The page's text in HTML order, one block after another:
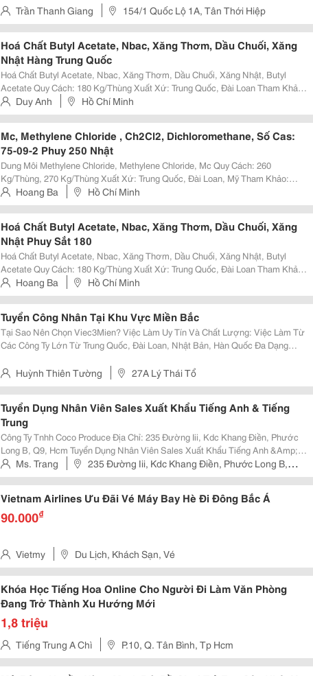
Nhật Bản, Trung Quốc, Đài Loan Như...
Trần Thanh Giang 154/1 Quốc Lộ 1A, Tân Thới Hiệp
Hoá Chất Butyl Acetate, Nbac, Xăng Thơm, Dầu Chuối, Xăng
Nhật Hàng Trung Quốc
Hoá Chất Butyl Acetate, Nbac, Xăng Thơm, Dầu Chuối, Xăng Nhật, Butyl
Acetate Quy Cách: 180 Kg/Thùng Xuất Xứ: Trung Quốc, Đài Loan Tham Khảo:
Https://Binhtri.net/San-Pham-Hoa-Chat/Butyl-Acetate/ Dung Môi Butyl Acetate
Butyl Acetate...
Duy Anh Hồ Chí Minh
Mc, Methylene Chloride , Ch2Cl2, Dichloromethane, Số Cas:
75-09-2 Phuy 250 Nhật
Dung Môi Methylene Chloride, Methylene Chloride, Mc Quy Cách: 260
Kg/Thùng, 270 Kg/Thùng Xuất Xứ: Trung Quốc, Đài Loan, Mỹ Tham Khảo:
Https://Binhtri.net/San-Pham-Hoa-Chat/Methylene-Chloride-Mc/ Dung Môi
Methylene Chloride (Mc) ...
Hoang Ba Hồ Chí Minh
Hoá Chất Butyl Acetate, Nbac, Xăng Thơm, Dầu Chuối, Xăng
Nhật Phuy Sắt 180
Hoá Chất Butyl Acetate, Nbac, Xăng Thơm, Dầu Chuối, Xăng Nhật, Butyl
Acetate Quy Cách: 180 Kg/Thùng Xuất Xứ: Trung Quốc, Đài Loan Tham Khảo:
Https://Binhtri.net/San-Pham-Hoa-Chat/Butyl-Acetate/ Dung Môi Butyl Acetate
Butyl Acetate...
Hoang Ba Hồ Chí Minh
Tuyển Công Nhân Tại Khu Vực Miền Bắc
Tại Sao Nên Chọn Viec3Mien? Việc Làm Uy Tín Và Chất Lượng: Việc Làm Từ
Các Công Ty Lớn Từ Trung Quốc, Đài Loan, Nhật Bản, Hàn Quốc Đa Dạng
Lắp Ráp Linh Kiện Điện Tử, ... Miễn...
Huỳnh Thiên Tường 27A Lý Thái Tổ
Tuyển Dụng Nhân Viên Sales Xuất Khẩu Tiếng Anh & Tiếng
Trung
Công Ty Tnhh Coco Produce Địa Chỉ: 235 Đường Iii, Kdc Khang Điền, Phước
Long B, Q9, Hcm Tuyển Dụng Nhân Viên Sales Xuất Khẩu Tiếng Anh &Amp;
Tiếng Trung Mô Tả Công Việc: - Tìm Kiếm Khách Hàng Và Đàm Phán Trực Tiếp
Với Kh Trung Quốc , Đài Loan, Hồng...
Ms. Trang
235 Đường Iii, Kdc Khang Điền, Phước Long B,
Q9, Hcm
Vietnam Airlines Ưu Đãi Vé Máy Bay Hè Đi Đông Bắc Á
90.000₫
Vietmy Du Lịch, Khách Sạn, Vé
Khóa Học Tiếng Hoa Online Cho Người Đi Làm Văn Phòng
Đang Trở Thành Xu Hướng Mới
1,8 triệu
Tiếng Trung A Chì P.10, Q. Tân Bình, Tp Hcm